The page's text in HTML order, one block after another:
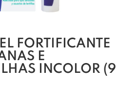
FORTIFICANTE
E
INCOLOR (9